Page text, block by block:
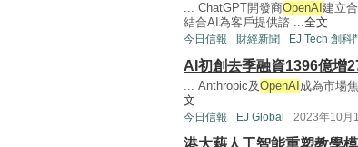
... ChatGPT開發商OpenAI 建立
結合AI為客戶提供諮 ...全文
今日信報 財經新聞 EJ Tech 創科
AI初創去季融資1396億增
... Anthropic及OpenAI 成為市場
文
今日信報 EJ Global 2023年10月
港大藉人工智能重塑教學